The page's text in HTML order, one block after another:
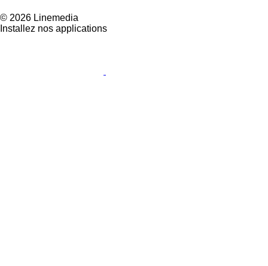
© 2026 Linemedia
Installez nos applications